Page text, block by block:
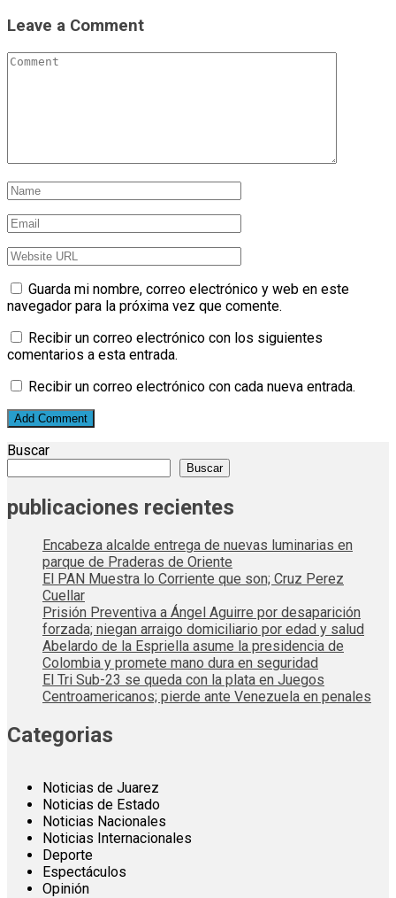
Leave a Comment
Guarda mi nombre, correo electrónico y web en este
navegador para la próxima vez que comente.
Recibir un correo electrónico con los siguientes
comentarios a esta entrada.
Recibir un correo electrónico con cada nueva entrada.
Buscar
Buscar
publicaciones recientes
Encabeza alcalde entrega de nuevas luminarias en
parque de Praderas de Oriente
El PAN Muestra lo Corriente que son; Cruz Perez
Cuellar
Prisión Preventiva a Ángel Aguirre por desaparición
forzada; niegan arraigo domiciliario por edad y salud
Abelardo de la Espriella asume la presidencia de
Colombia y promete mano dura en seguridad
El Tri Sub-23 se queda con la plata en Juegos
Centroamericanos; pierde ante Venezuela en penales
Categorias
Noticias de Juarez
Noticias de Estado
Noticias Nacionales
Noticias Internacionales
Deporte
Espectáculos
Opinión